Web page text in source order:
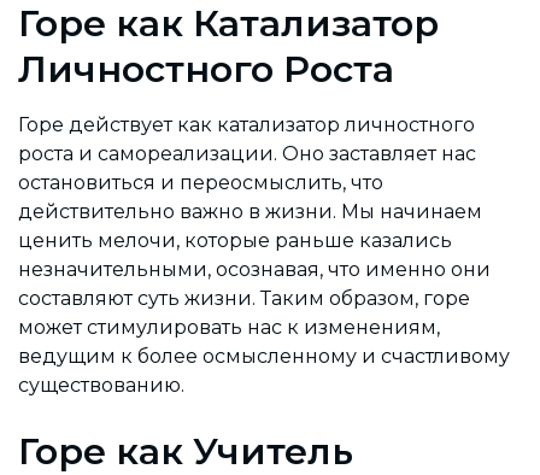
Горе как Катализатор
Личностного Роста
Горе действует как катализатор личностного
роста и самореализации. Оно заставляет нас
остановиться и переосмыслить, что
действительно важно в жизни. Мы начинаем
ценить мелочи, которые раньше казались
незначительными, осознавая, что именно они
составляют суть жизни. Таким образом, горе
может стимулировать нас к изменениям,
ведущим к более осмысленному и счастливому
существованию.
Горе как Учитель